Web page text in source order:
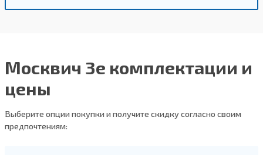
Москвич 3е комплектации и
цены
Выберите опции покупки и получите скидку согласно своим
предпочтениям: